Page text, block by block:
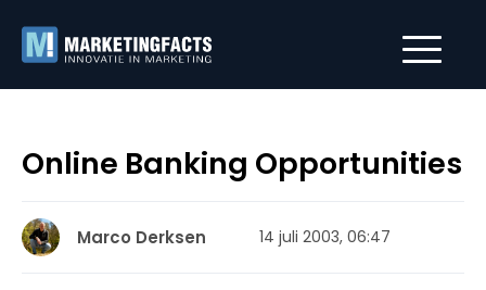
Online Banking Opportunities
Marco Derksen 14 juli 2003, 06:47